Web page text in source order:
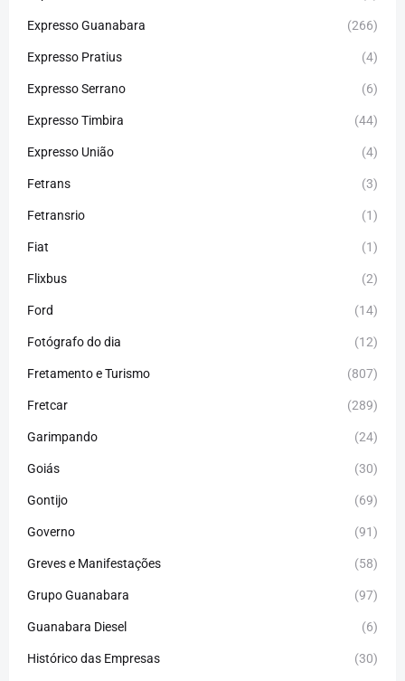
Expresso Guanabara (266)
Expresso Pratius (4)
Expresso Serrano (6)
Expresso Timbira (44)
Expresso União (4)
Fetrans (3)
Fetransrio (1)
Fiat (1)
Flixbus (2)
Ford (14)
Fotógrafo do dia (12)
Fretamento e Turismo (807)
Fretcar (289)
Garimpando (24)
Goiás (30)
Gontijo (69)
Governo (91)
Greves e Manifestações (58)
Grupo Guanabara (97)
Guanabara Diesel (6)
Histórico das Empresas (30)